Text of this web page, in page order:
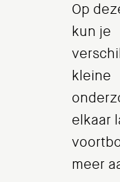
Op
kun je
kleine
elkaar
meer